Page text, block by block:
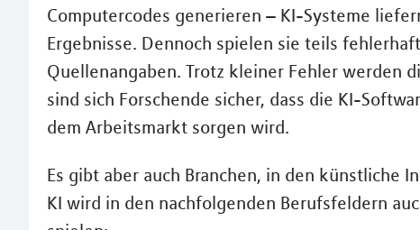
Computercodes generieren – KI-Systeme
Ergebnisse. Dennoch spielen sie teils
Quellenangaben. Trotz kleiner Fehler werden
sind sich Forschende sicher, dass die KI-
dem Arbeitsmarkt sorgen wird.
Es gibt aber auch Branchen, in den künstliche
KI wird in den nachfolgenden Berufsfeldern